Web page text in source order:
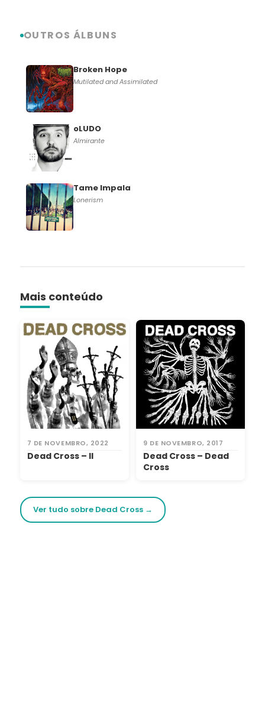
OUTROS ÁLBUNS
Broken Hope
Mutilated and Assimilated
oLUDO
Almirante
Tame Impala
Lonerism
Mais conteúdo
7 DE NOVEMBRO, 2022
Dead Cross – II
9 DE NOVEMBRO, 2017
Dead Cross – Dead
Cross
Ver tudo sobre Dead Cross →